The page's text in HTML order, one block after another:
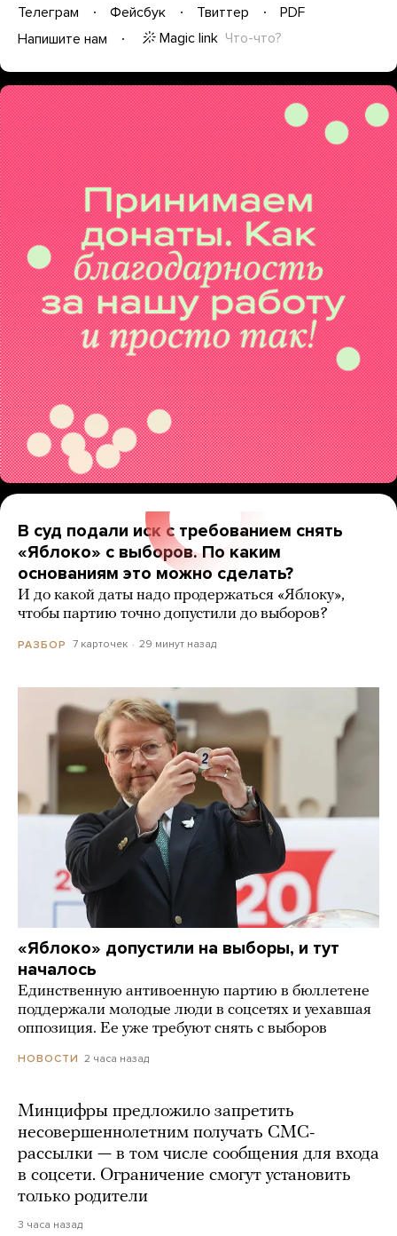
Телеграм Фейсбук Твиттер
PDF
Напишите нам
Magic link Что-что?
В суд подали иск с требованием снять
«Яблоко» с выборов. По каким
основаниям это можно сделать?
И до какой даты надо продержаться «Яблоку»,
чтобы партию точно допустили до выборов?
РАЗБОР 7 карточек 29 минут назад
«Яблоко» допустили на выборы, и тут
началось
Единственную антивоенную партию в бюллетене
поддержали молодые люди в соцсетях и уехавшая
оппозиция. Ее уже требуют снять с выборов
НОВОСТИ 2 часа назад
Минцифры предложило запретить
несовершеннолетним получать СМС-
рассылки — в том числе сообщения для входа
в соцсети. Ограничение смогут установить
только родители
3 часа назад